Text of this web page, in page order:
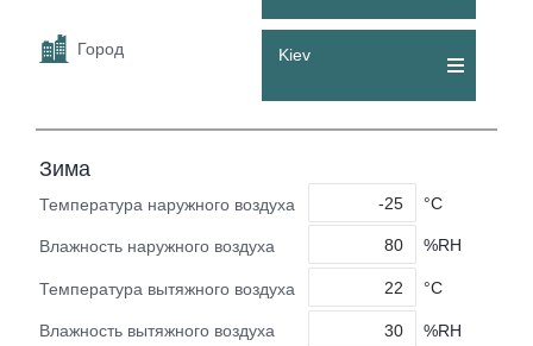
Город Kiev
Зима
Температура наружного воздуха °C
Влажность наружного воздуха %RH
Температура вытяжного воздуха °C
Влажность вытяжного воздуха %RH